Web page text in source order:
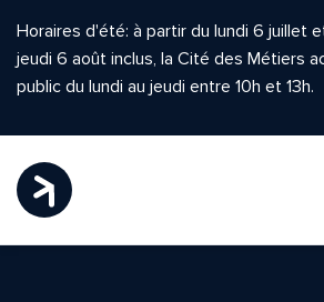
Horaires d'été: à partir du lundi 6 juillet
jeudi 6 août inclus, la Cité des Métiers
public du lundi au jeudi entre 10h et 13h.